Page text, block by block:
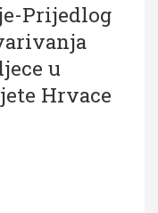
Prijedlog
u
Hrvace